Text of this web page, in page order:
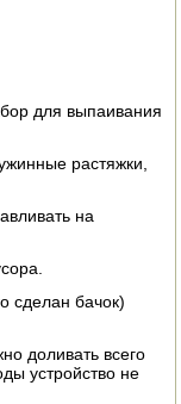
для выпаивания
растяжки,
на
сделан бачок)
доливать всего
устройство не